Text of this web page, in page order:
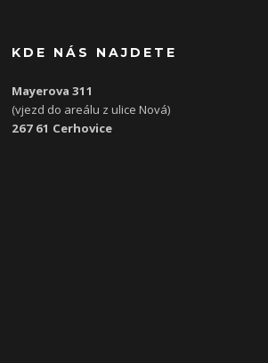
KDE NÁS NAJDETE
Mayerova 311
(vjezd do areálu z ulice Nová)
267 61 Cerhovice